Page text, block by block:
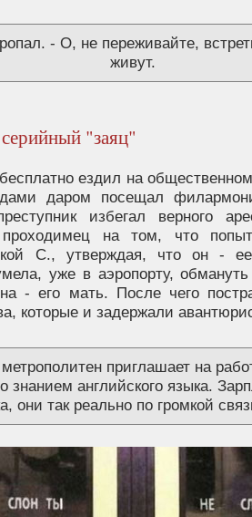
- О, не переживайте,
живут.
"заяц"
ездил на
даром посещал
избегал верного
на том, что
С., утверждая, что он -
уже в аэропорту,
- его мать. После чего
которые и задержали
приглашает на
знанием английского языка.
они так реально по громкой